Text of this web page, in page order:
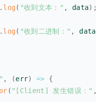
log ( "收到文本：" , data) ;
log ( "收到二进制：" , data
, (err) =>
{
( "[Client] 发生错误：" ,